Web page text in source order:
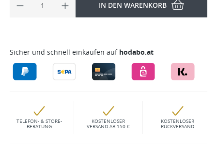
IN DEN WARENKORB
Sicher und schnell einkaufen auf hodabo.at
TELEFON- & STORE-
BERATUNG
KOSTENLOSER
VERSAND AB 150 €
KOSTENLOSER
RÜCKVERSAND